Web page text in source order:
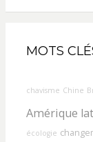
MOTS
chavisme Chine
Amérique
écologie